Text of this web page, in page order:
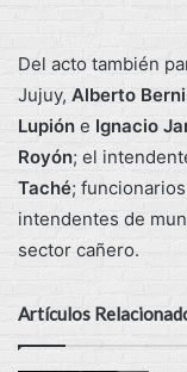
Del acto también
Jujuy, Alberto
Lupión e Ignacio
Royón; el
Taché;
intendentes de
sector cañero.
Artículos